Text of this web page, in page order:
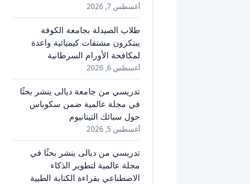
أغسطس 7, 2026
طلاب الصيدلة بجامعة الكوفة
يبتكرون مشتقات كيميائية واعدة
لمكافحة الأورام السرطانية
أغسطس 6, 2026
تدريسي من جامعة ديالى ينشر بحثًا
في مجلة عالمية ضمن سكوباس
حول سبائك التيتانيوم
أغسطس 5, 2026
تدريسي من ديالى ينشر بحثًا في
مجلة عالمية لتطوير الذكاء
الاصطناعي بقراءة الكتابة الطبية